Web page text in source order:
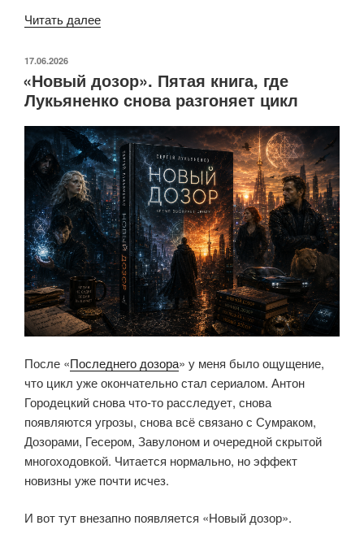
Читать далее««Шестой
который
закрывает
но
без
прежнего
вау-
эффекта»
ОПУБЛИКОВАНО
17.06.2026
«Новый дозор». Пятая книга, где
Лукьяненко снова разгоняет цикл
После «Последнего дозора» у меня было ощущение,
что цикл уже окончательно стал сериалом. Антон
Городецкий снова что-то расследует, снова
появляются угрозы, снова всё связано с Сумраком,
Дозорами, Гесером, Завулоном и очередной скрытой
многоходовкой. Читается нормально, но эффект
новизны уже почти исчез.
И вот тут внезапно появляется «Новый дозор».